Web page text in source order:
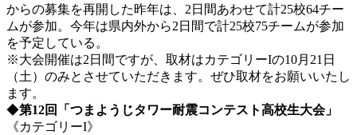
からの募集を再開した昨年は、2日間あわせて計25校64チー
ムが参加。今年は県内外から2日間で計25校75チームが参加
を予定している。
※大会開催は2日間ですが、取材はカテゴリーIの10月21日
（土）のみとさせていただきます。ぜひ取材をお願いいたし
ます。
◆第12回「つまようじタワー耐震コンテスト高校生大会」
《カテゴリーI》